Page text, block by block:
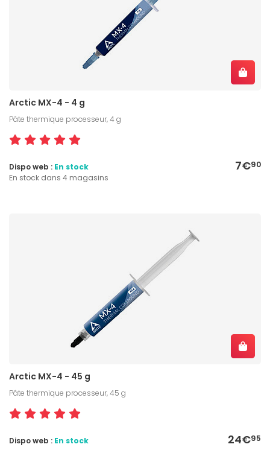
Arctic MX-4 - 4 g
Pâte thermique processeur, 4 g
7€90
Dispo web : En stock
En stock dans 4 magasins
Arctic MX-4 - 45 g
Pâte thermique processeur, 45 g
24€95
Dispo web : En stock